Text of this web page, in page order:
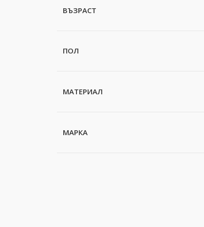
ВЪЗРАСТ
ПОЛ
МАТЕРИАЛ
МАРКА